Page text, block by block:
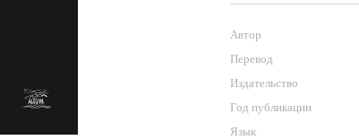
Автор
Перевод
Издательство
Год публикации
Язык